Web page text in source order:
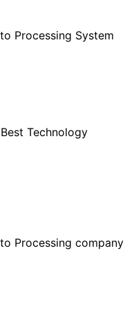
Processing System
Technology
Processing company